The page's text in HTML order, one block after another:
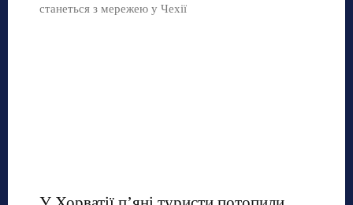
станеться з мережею у Чехії